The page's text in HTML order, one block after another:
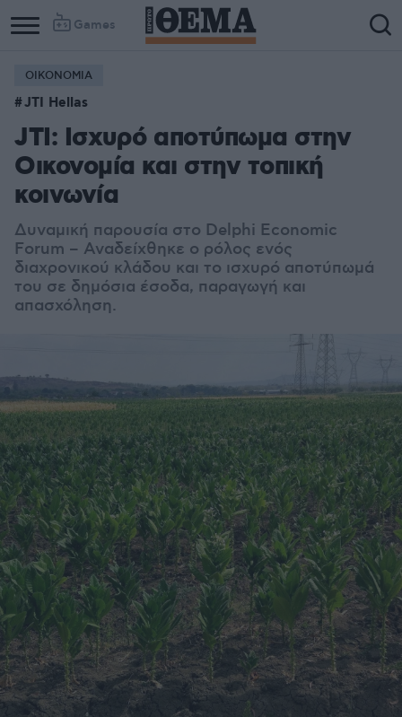
Games
ΟΙΚΟΝΟΜΙΑ
JTI Hellas
JTI: Ισχυρό αποτύπωμα στην
Οικονομία και στην τοπική
κοινωνία
Δυναμική παρουσία στο Delphi Economic
Forum – Αναδείχθηκε ο ρόλος ενός
διαχρονικού κλάδου και το ισχυρό αποτύπωμά
του σε δημόσια έσοδα, παραγωγή και
απασχόληση.